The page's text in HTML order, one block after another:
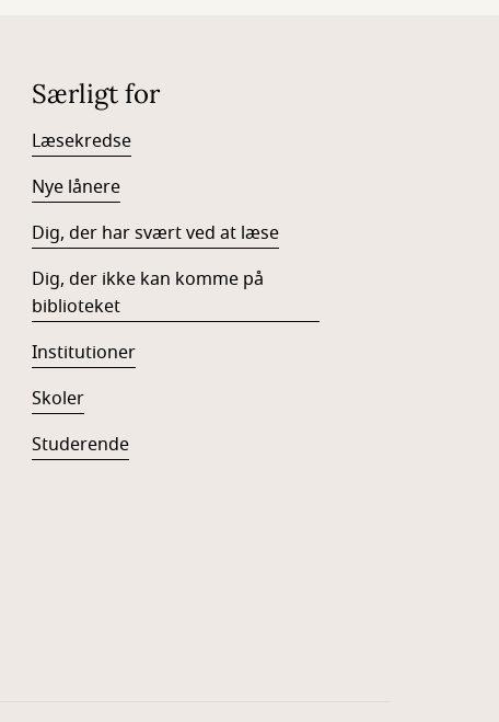
Særligt for
Læsekredse
Nye lånere
Dig, der har svært ved at læse
Dig, der ikke kan komme på
biblioteket
Institutioner
Skoler
Studerende